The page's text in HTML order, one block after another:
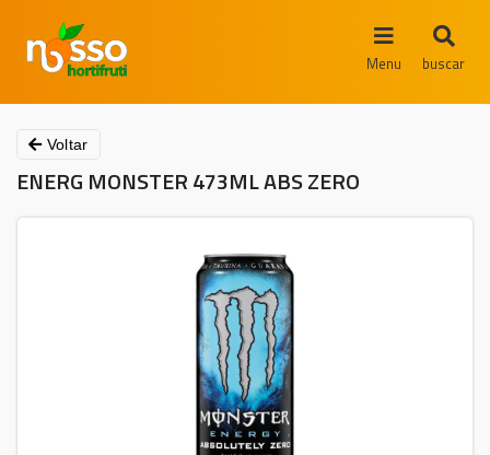
Menu buscar
Voltar
ENERG MONSTER 473ML ABS ZERO